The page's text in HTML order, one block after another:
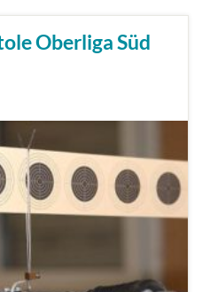
Oberliga Süd